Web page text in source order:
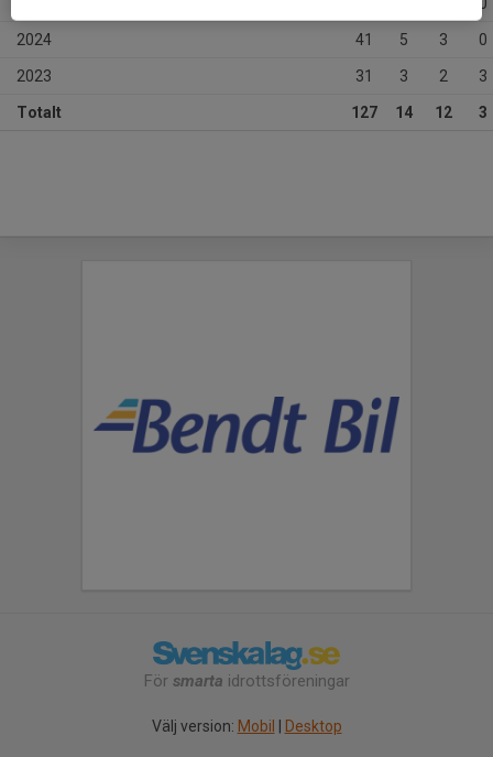
2024 41 5 3 0
2023 31 3 2 3
Totalt 127 14 12 3
För smarta idrottsföreningar
Välj version: Mobil Desktop